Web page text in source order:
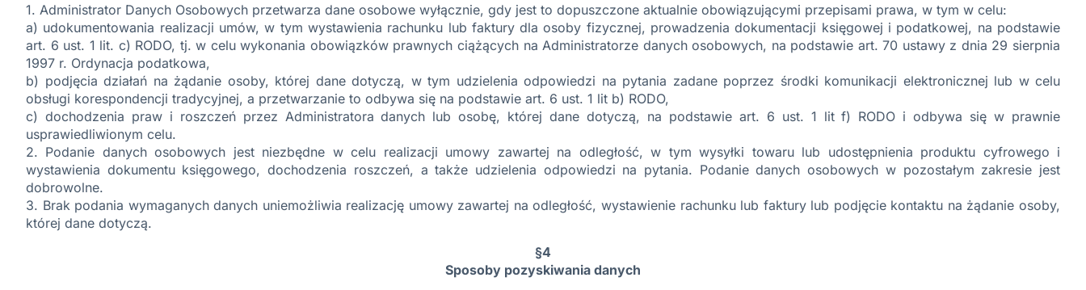
1. Administrator Danych Osobowych przetwarza dane osobowe wyłącznie, gdy jest to dopuszczone aktualnie obowiązującymi przepisami prawa, w tym w celu:
a) udokumentowania realizacji umów, w tym wystawienia rachunku lub faktury dla osoby fizycznej, prowadzenia dokumentacji księgowej i podatkowej, na podstawie
art. 6 ust. 1 lit. c) RODO, tj. w celu wykonania obowiązków prawnych ciążących na Administratorze danych osobowych, na podstawie art. 70 ustawy z dnia 29 sierpnia
1997 r. Ordynacja podatkowa,
b) podjęcia działań na żądanie osoby, której dane dotyczą, w tym udzielenia odpowiedzi na pytania zadane poprzez środki komunikacji elektronicznej lub w celu
obsługi korespondencji tradycyjnej, a przetwarzanie to odbywa się na podstawie art. 6 ust. 1 lit b) RODO,
c) dochodzenia praw i roszczeń przez Administratora danych lub osobę, której dane dotyczą, na podstawie art. 6 ust. 1 lit f) RODO i odbywa się w prawnie
usprawiedliwionym celu.
2. Podanie danych osobowych jest niezbędne w celu realizacji umowy zawartej na odległość, w tym wysyłki towaru lub udostępnienia produktu cyfrowego i
wystawienia dokumentu księgowego, dochodzenia roszczeń, a także udzielenia odpowiedzi na pytania. Podanie danych osobowych w pozostałym zakresie jest
dobrowolne.
3. Brak podania wymaganych danych uniemożliwia realizację umowy zawartej na odległość, wystawienie rachunku lub faktury lub podjęcie kontaktu na żądanie osoby,
której dane dotyczą.
§4
Sposoby pozyskiwania danych